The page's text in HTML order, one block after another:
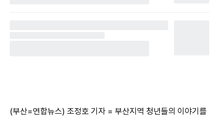
(부산=연합뉴스) 조정호 기자 = 부산지역 청년들의 이야기를